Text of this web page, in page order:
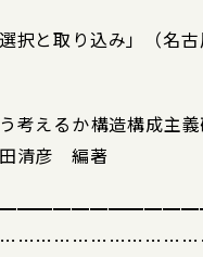
と取り込み」（名古
えるか――構造構成主義
清彦 編著